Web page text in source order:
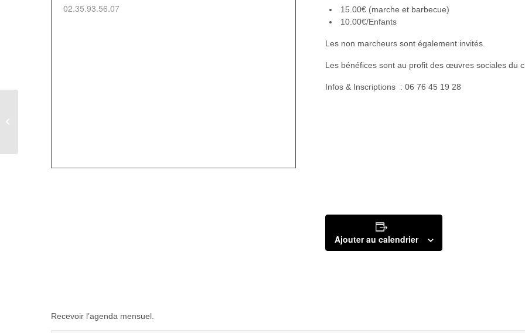
15.00€ (marche et barbecue)
10.00€/Enfants
Les non marcheurs sont également invités.
Les bénéfices sont au profit des œuvres sociales du
Infos & Inscriptions : 06 76 45 19 28
Ajouter au calendrier
02.35.93.56.07
Recevoir l’agenda mensuel.